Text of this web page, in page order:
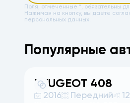
Поля, отмеченные *, обязательны
Нажимая на кнопку, вы даёте
персональных данных.
Популярные
PEUGEOT 408
2016 Передний